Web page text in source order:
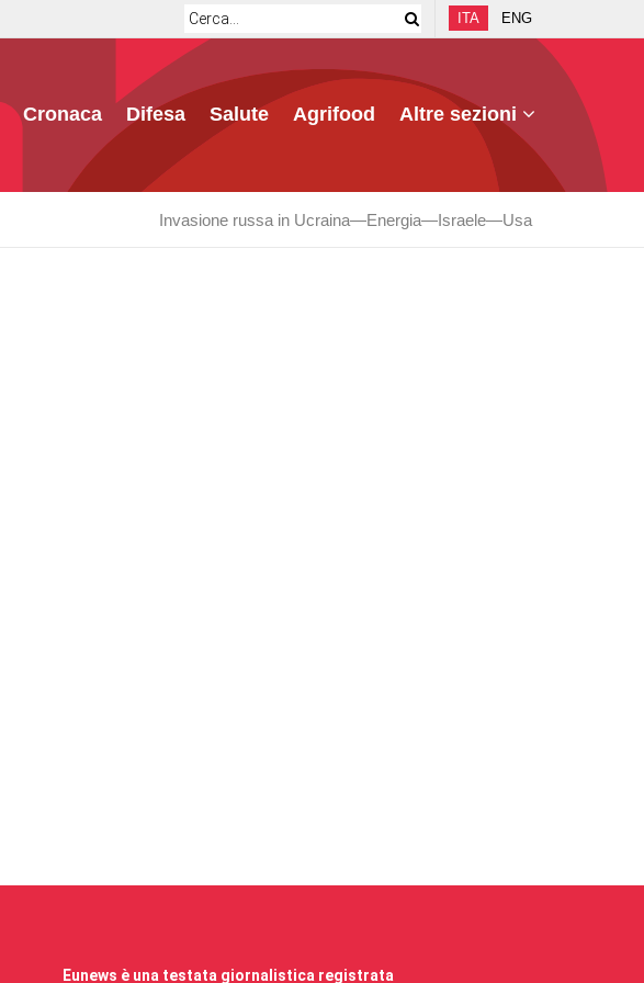
ITA ENG
Cronaca Difesa Salute Agrifood Altre sezioni
Invasione russa in Ucraina Energia Israele Usa
Eunews è una testata giornalistica registrata